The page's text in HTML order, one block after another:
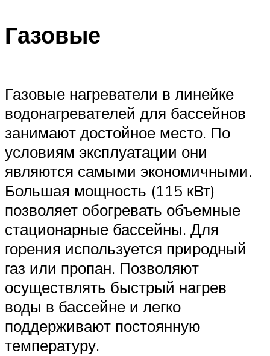
Газовые
Газовые нагреватели в линейке
водонагревателей для бассейнов
занимают достойное место. По
условиям эксплуатации они
являются самыми экономичными.
Большая мощность (115 кВт)
позволяет обогревать объемные
стационарные бассейны. Для
горения используется природный
газ или пропан. Позволяют
осуществлять быстрый нагрев
воды в бассейне и легко
поддерживают постоянную
температуру.